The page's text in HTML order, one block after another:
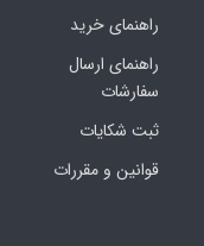
راهنمای خرید
راهنمای ارسال
سفارشات
ثبت شکایات
قوانین و مقررات